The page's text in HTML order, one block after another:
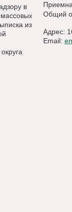
в
из
Общий
Адрес:
Email: